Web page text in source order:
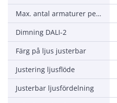
Max. antal armaturer per automatsäkring B16 (MCB)
Dimning DALI-2
Färg på ljus justerbar
Justering ljusflöde
Justerbar ljusfördelning